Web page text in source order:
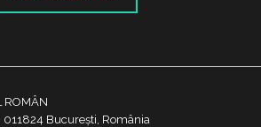
ROMÂN
București, România